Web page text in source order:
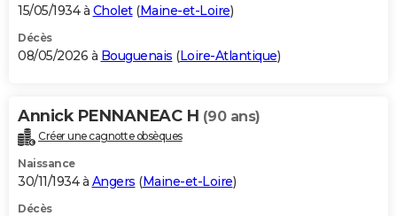
S'inscrire
Se connecter
Lycées
Collèges
Primaires
Universités
Entreprises
Service militaire
Avis de recherche
AVIS DE DÉCÈS
Bricolage
Lifestyle
Culture
Sport
Auto
Television
Voyage
Cinema
15/05/1934 à Cholet(Maine-et-Loire)
Décès
08/05/2026 à Bouguenais (Loire-Atlantique)
Annick PENNANEAC H (90 ans)
Créer une cagnotte obsèques
Naissance
30/11/1934 à Angers (Maine-et-Loire)
Décès